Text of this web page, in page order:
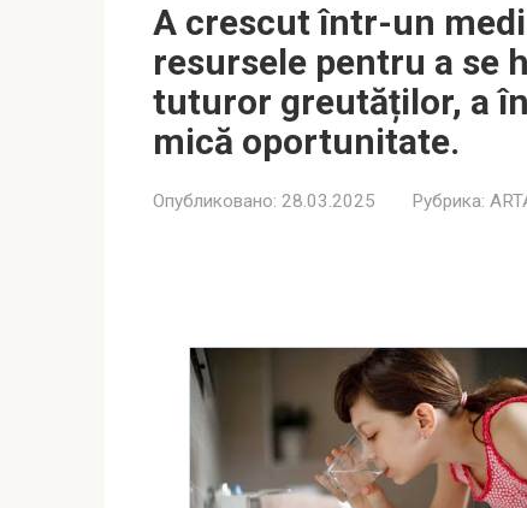
A crescut într-un
resursele pentru a se
tuturor greutăților, a
mică oportunitate.
Опубликовано: 28.03.2025 Рубрика: